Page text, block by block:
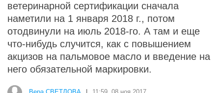
ветеринарной сертификации сначала
наметили на 1 января 2018 г., потом
отодвинули на июль 2018-го. А там и еще
что-нибудь случится, как с повышением
акцизов на пальмовое масло и введение на
него обязательной маркировки.